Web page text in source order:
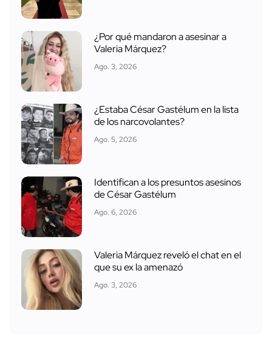
¿Por qué mandaron a asesinar a
Valeria Márquez?
Ago. 3, 2026
¿Estaba César Gastélum en la lista
de los narcovolantes?
Ago. 5, 2026
Identifican a los presuntos asesinos
de César Gastélum
Ago. 6, 2026
Valeria Márquez reveló el chat en el
que su ex la amenazó
Ago. 3, 2026